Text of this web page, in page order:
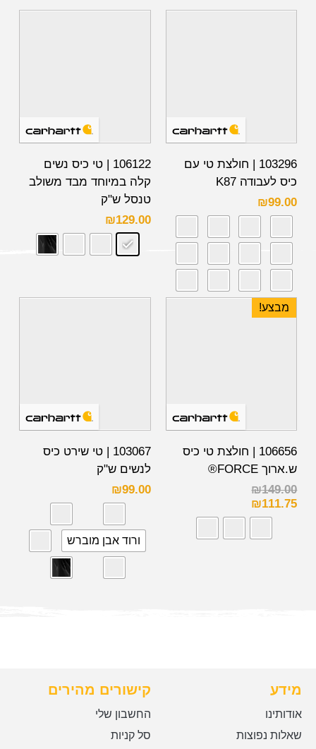
103296 | חולצת טי עם
כיס לעבודה K87
₪99.00
106122 | טי כיס נשים
קלה במיוחד מבד משולב
טנסל ש"ק
₪129.00
מבצע!
106656 | חולצת טי כיס
ש.ארוך FORCE®
₪149.00
₪111.75
103067 | טי שירט כיס
לנשים ש"ק
₪99.00
ורוד אבן מוברש
מידע
אודותינו
שאלות נפוצות
קישורים מהירים
החשבון שלי
סל קניות